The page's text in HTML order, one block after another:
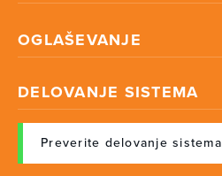
OGLAŠEVANJE
DELOVANJE SISTEMA
Preverite delovanje sistema